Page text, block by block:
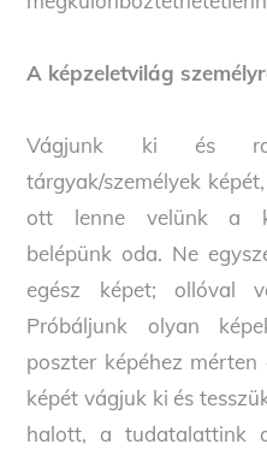
A képzeletvilág
Vágjunk ki és
tárgyak/személyek
ott lenne velünk a
belépünk oda. Ne
egész képet; ollóval
Próbáljunk olyan
poszter képéhez
képét vágjuk ki és
halott, a tudatalattink